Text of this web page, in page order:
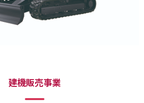
建機販売事業